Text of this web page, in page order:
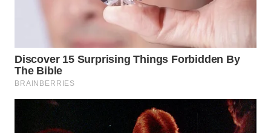
WN
WN
SUMEDANG
CIANJUR